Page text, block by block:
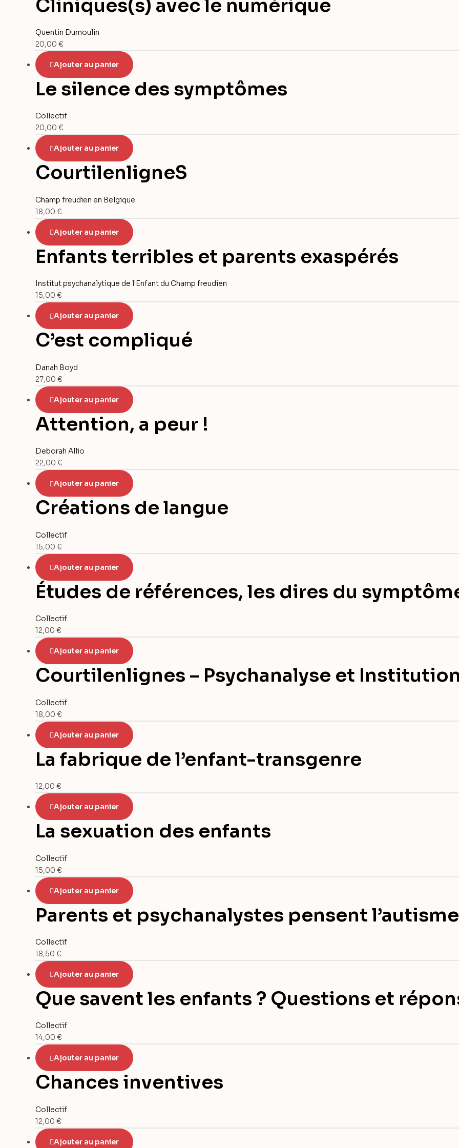
Cliniques(s) avec le numérique
Quentin Dumoulin
20,00 €
Ajouter au panier
Le silence des symptômes
Collectif
20,00 €
Ajouter au panier
CourtilenligneS
Champ freudien en Belgique
18,00 €
Ajouter au panier
Enfants terribles et parents exaspérés
Institut psychanalytique de l'Enfant du Champ freudien
15,00 €
Ajouter au panier
C’est compliqué
Danah Boyd
27,00 €
Ajouter au panier
Attention, a peur !
Deborah Allio
22,00 €
Ajouter au panier
Créations de langue
Collectif
15,00 €
Ajouter au panier
Études de références, les dires du
Collectif
12,00 €
Ajouter au panier
Courtilenlignes – Psychanalyse et
Collectif
18,00 €
Ajouter au panier
La fabrique de l’enfant-transgenre
12,00 €
Ajouter au panier
La sexuation des enfants
Collectif
15,00 €
Ajouter au panier
Parents et psychanalystes pensent l’autisme
Collectif
18,50 €
Ajouter au panier
Que savent les enfants ? Questions et
Collectif
14,00 €
Ajouter au panier
Chances inventives
Collectif
12,00 €
Ajouter au panier